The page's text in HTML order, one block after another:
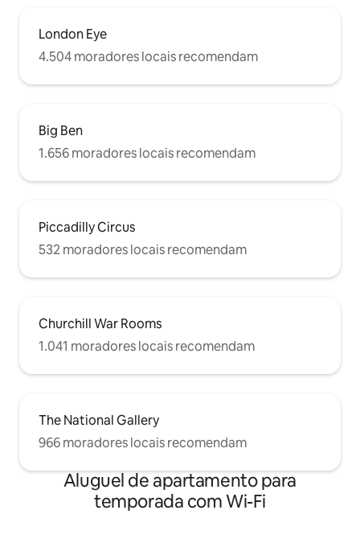
London Eye
4.504 moradores locais recomendam
Big Ben
1.656 moradores locais recomendam
Piccadilly Circus
532 moradores locais recomendam
Churchill War Rooms
1.041 moradores locais recomendam
The National Gallery
966 moradores locais recomendam
Aluguel de apartamento para
temporada com Wi-Fi